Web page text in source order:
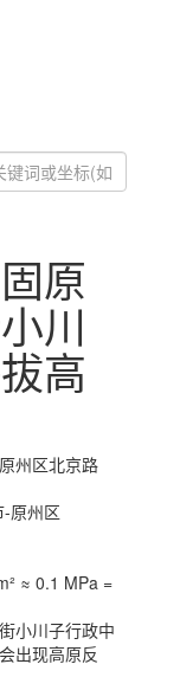
原
川
高
州区北京路
原州区
≈ 0.1 MPa =
小川子行政中
出现高原反